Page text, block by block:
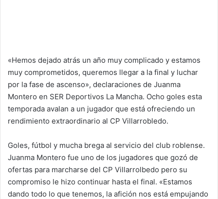
«Hemos dejado atrás un año muy complicado y estamos
muy comprometidos, queremos llegar a la final y luchar
por la fase de ascenso», declaraciones de Juanma
Montero en SER Deportivos La Mancha. Ocho goles esta
temporada avalan a un jugador que está ofreciendo un
rendimiento extraordinario al CP Villarrobledo.
Goles, fútbol y mucha brega al servicio del club roblense.
Juanma Montero fue uno de los jugadores que gozó de
ofertas para marcharse del CP Villarrolbedo pero su
compromiso le hizo continuar hasta el final. «Estamos
dando todo lo que tenemos, la afición nos está empujando